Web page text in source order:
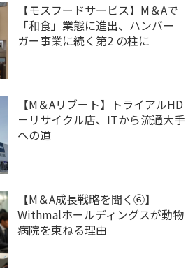
【モスフードサービス】M＆Aで
「和食」業態に進出、ハンバー
ガー事業に続く第2 の柱に
【M＆Aリブート】トライアルHD
－リサイクル店、ITから流通大手
への道
【M＆A 成長戦略を聞く⑥】
Withmalホールディングスが動物
病院を束ねる理由